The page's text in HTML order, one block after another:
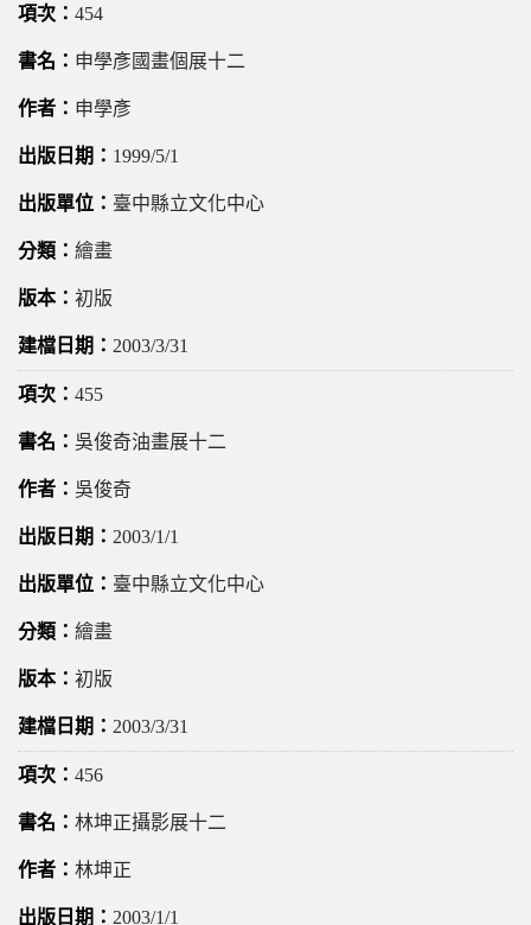
454
申學彥國畫個展十二
申學彥
1999/5/1
臺中縣立文化中心
繪畫
初版
2003/3/31
455
吳俊奇油畫展十二
吳俊奇
2003/1/1
臺中縣立文化中心
繪畫
初版
2003/3/31
456
林坤正攝影展十二
林坤正
2003/1/1